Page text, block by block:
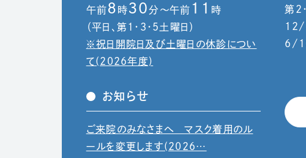
午前8 時30分～午前 11
時
（平日、第1・3・5土曜日）
※祝日開院日及び土曜日の休診につい
て(2026年度)
第2
12/
6/
お知らせ
ご来院のみなさまへ マスク着用のル
ールを変更します(2026…